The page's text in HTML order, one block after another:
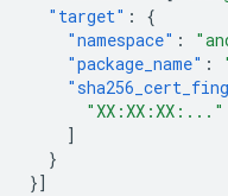
"target" :
{
"namespace" :
"package_name" :
"XX:XX:XX:..."
]
}
}]